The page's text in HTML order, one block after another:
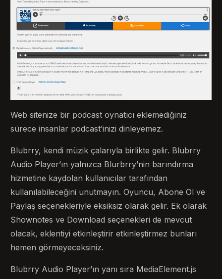
Web sitenize bir podcast oynatıcı eklemediğiniz
sürece insanlar podcast’inizi dinleyemez.
Blubrry, kendi müzik çalarıyla birlikte gelir. Blubrry
Audio Player’ın yalnızca Blurbrry’nin barındırma
hizmetine kaydolan kullanıcılar tarafından
kullanılabileceğini unutmayın. Oyuncu, Abone Ol ve
Paylaş seçenekleriyle eksiksiz olarak gelir. Ek olarak
Shownotes ve Download seçenekleri de mevcut
olacak, eklentiyi etkinleştirir etkinleştirmez bunları
hemen görmeyeceksiniz.
Blubrry Audio Player’ın yanı sıra MediaElement.js